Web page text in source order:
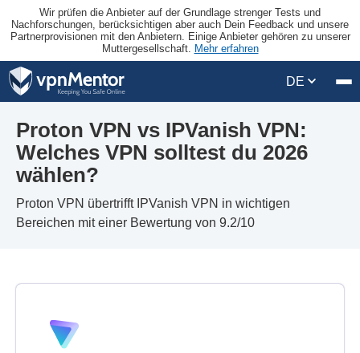
Wir prüfen die Anbieter auf der Grundlage strenger Tests und
Nachforschungen, berücksichtigen aber auch Dein Feedback und unsere
Partnerprovisionen mit den Anbietern. Einige Anbieter gehören zu unserer
Muttergesellschaft. Mehr erfahren
DE
Proton VPN vs IPVanish VPN:
Welches VPN solltest du 2026
wählen?
Proton VPN übertrifft IPVanish VPN in wichtigen
Bereichen mit einer Bewertung von 9.2/10